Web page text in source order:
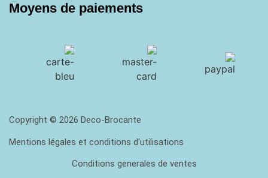
Moyens de paiements
Copyright © 2026 Deco-Brocante
Mentions légales et conditions d'utilisations
Conditions generales de ventes